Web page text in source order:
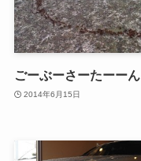
ごーぶーさーたーーん
2014年6月15日